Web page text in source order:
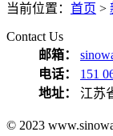
当前位置： 首页 >
Contact Us
邮箱：
电话：
151
地址：
江苏
© 2023